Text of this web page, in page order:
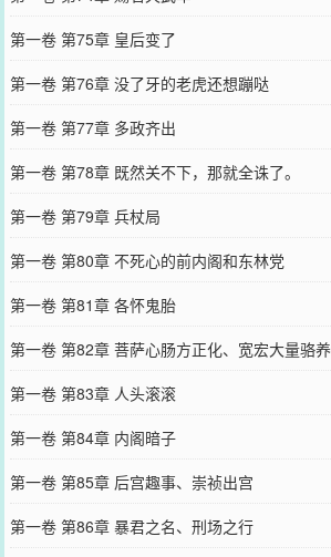
第一卷 第75章 皇后变了
第一卷 第76章 没了牙的老虎还想蹦哒
第一卷 第77章 多政齐出
第一卷 第78章 既然关不下，那就全诛了。
第一卷 第79章 兵杖局
第一卷 第80章 不死心的前内阁和东林党
第一卷 第81章 各怀鬼胎
第一卷 第82章 菩萨心肠方正化、宽宏大量骆
第一卷 第83章 人头滚滚
第一卷 第84章 内阁暗子
第一卷 第85章 后宫趣事、崇祯出宫
第一卷 第86章 暴君之名、刑场之行